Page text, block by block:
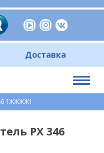
Доставка
1ЖЖЖЖ1
РХ 346